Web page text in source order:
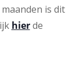
is dit
hierde